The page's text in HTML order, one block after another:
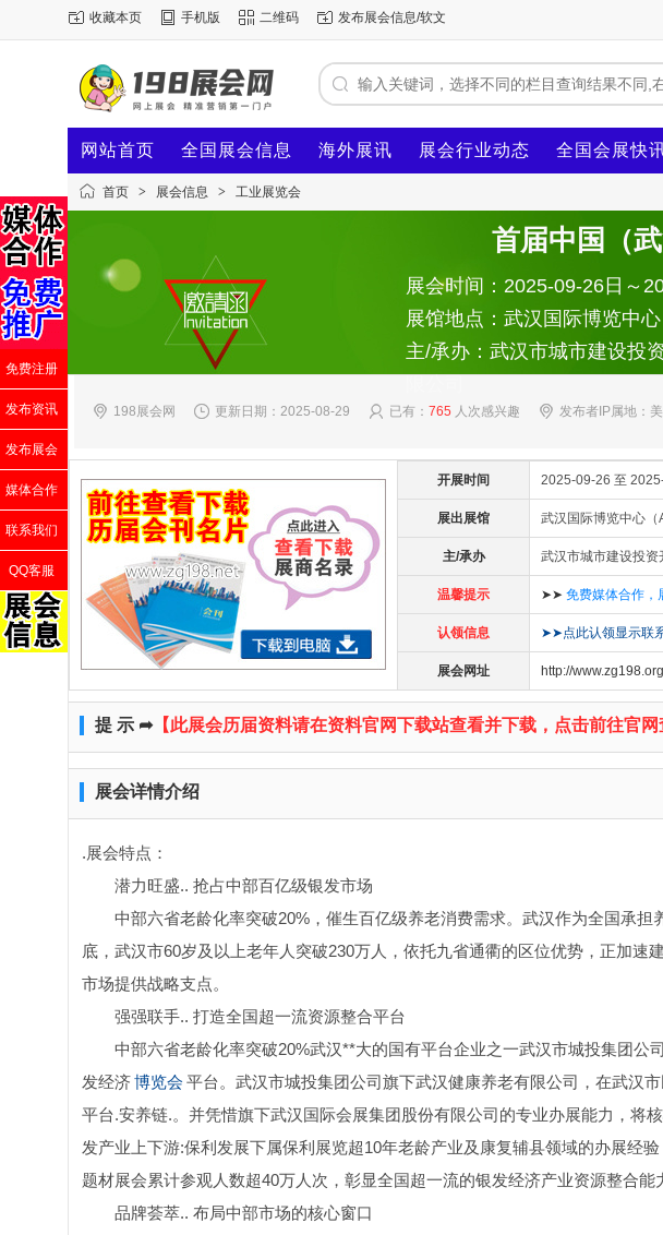
收藏本页 手机版 二维码 发布展会信息/软文
网站首页 全国展会信息 海外展讯 展会行业动态 全国会展快
首页 > 展会信息 > 工业展览会
首届中国（
展会时间：2025-09-26日～
展馆地点：武汉国际博览中心
主/承办：武汉市城市建设投
198展会网 更新日期：2025-08-29 已有： 765 人次感兴趣 发布者IP属地：
开展时间 2025-09-26 至
展出展馆 武汉国际博览中心（
主/承办 武汉市城市建设投资
温馨提示 ➤➤ 免费媒体合作，
认领信息 ➤➤点此认领显示联
展会网址 http://
提 示 ➦【此展会历届资料请在资料官网下载站查看并下载，点击前往官
展会详情介绍
.展会特点：
潜力旺盛.. 抢占中部百亿级银发市场
中部六省老龄化率突破20%，催生百亿级养老消费需求。武汉作为全国承
底，武汉市60岁及以上老年人突破230万人，依托九省通衢的区位优势，正加速
市场提供战略支点。
强强联手.. 打造全国超一流资源整合平台
中部六省老龄化率突破20%武汉**大的国有平台企业之一武汉市城投集团公
发经济博览会 平台。武汉市城投集团公司旗下武汉健康养老有限公司，在武汉
平台.安养链.。并凭惜旗下武汉国际会展集团股份有限公司的专业办展能力，将
发产业上下游:保利发展下属保利展览超10年老龄产业及康复辅县领域的办展经
题材展会累计参观人数超40万人次，彰显全国超一流的银发经济产业资源整合能
品牌荟萃.. 布局中部市场的核心窗口
免费注册
发布资讯
发布展会
媒体合作
联系我们
QQ客服